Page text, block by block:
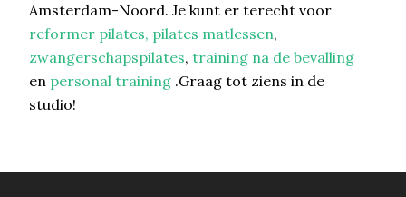
Amsterdam-Noord. Je kunt er terecht voor
reformer pilates, pilates matlessen,
zwangerschapspilates, training na de bevalling
en personal training .Graag tot ziens in de
studio!